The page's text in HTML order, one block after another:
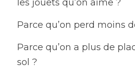
les jouets qu’on aime ?
Parce qu’on perd moins
Parce qu’on a plus de
sol ?